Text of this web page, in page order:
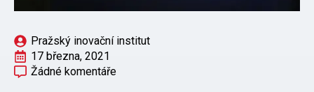
Pražský inovační institut
17 března, 2021
Žádné komentáře